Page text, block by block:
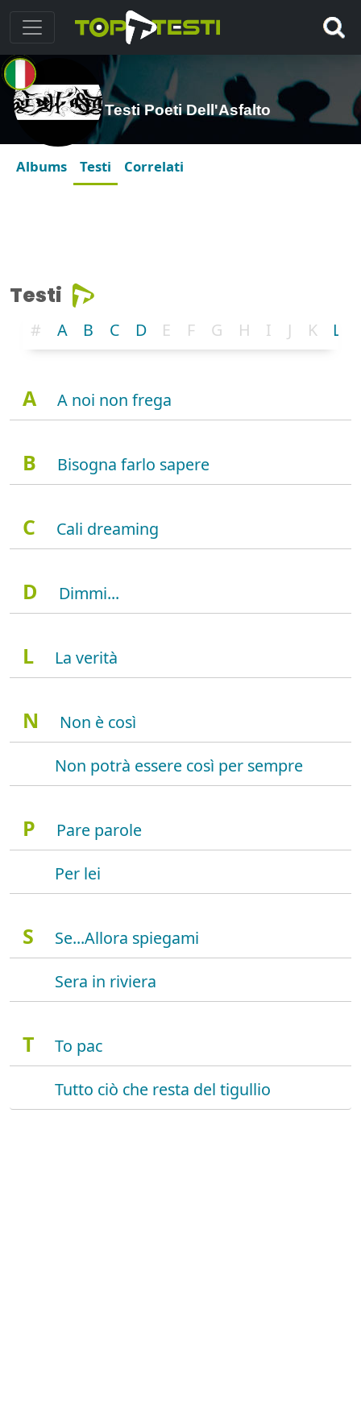
Testi Poeti Dell'Asfalto
Albums Testi Correlati
Testi
# A B C D E F G H I J K L
A A noi non frega
B Bisogna farlo sapere
C Cali dreaming
D Dimmi...
L La verità
N
Non è così
Non potrà essere così per sempre
P
Pare parole
Per lei
S
Se...Allora spiegami
Sera in riviera
T
To pac
Tutto ciò che resta del tigullio